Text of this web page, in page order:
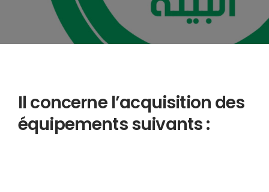
Il concerne l’acquisition des
équipements suivants :